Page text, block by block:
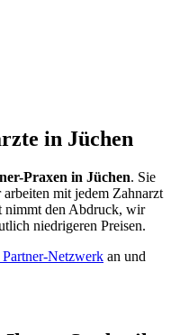
in Jüchen
Praxen in Jüchen. Sie
mit jedem Zahnarzt
nimmt den Abdruck, wir
niedrigeren Preisen.
Netzwerk an und